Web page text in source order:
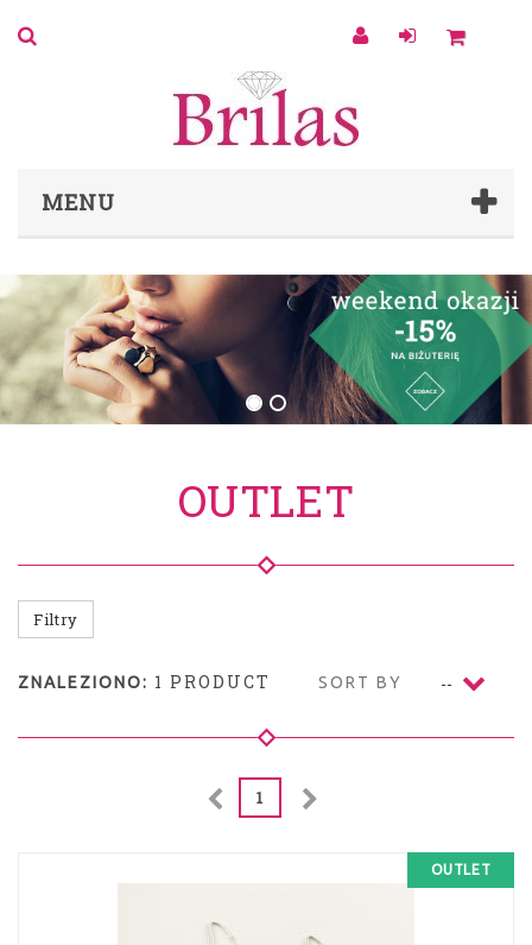
MENU
OUTLET
Filtry
ZNALEZIONO: 1 PRODUCT SORT BY --
1
OUTLET